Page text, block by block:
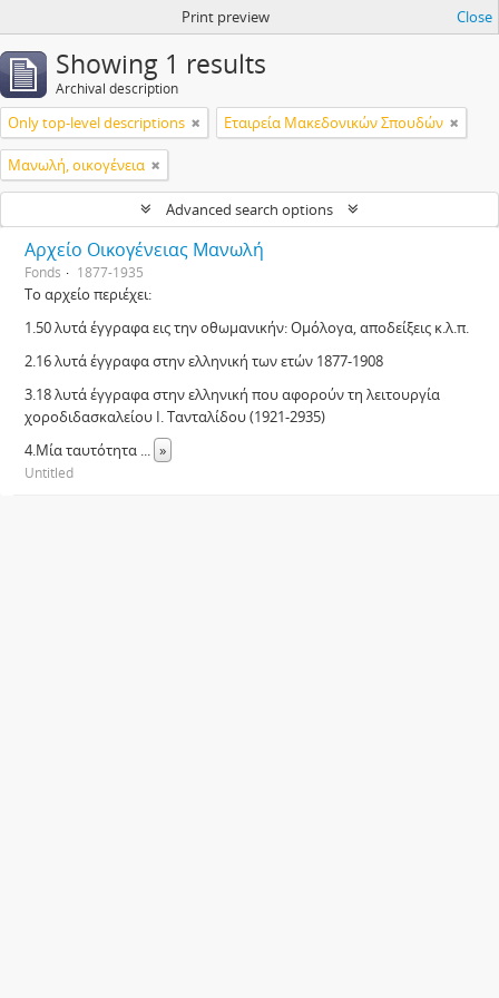
Print preview Close
Showing 1 results
Archival description
Only top-level descriptions Εταιρεία Μακεδονικών Σπουδών
Μανωλή, οικογένεια
Advanced search options
Αρχείο Οικογένειας Μανωλή
Fonds 1877-1935
Το αρχείο περιέχει:
1.50 λυτά έγγραφα εις την οθωμανικήν: Ομόλογα, αποδείξεις κ.λ.π.
2.16 λυτά έγγραφα στην ελληνική των ετών 1877-1908
3.18 λυτά έγγραφα στην ελληνική που αφορούν τη λειτουργία
χοροδιδασκαλείου Ι. Τανταλίδου (1921-2935)
4.Μία ταυτότητα ... »
Untitled